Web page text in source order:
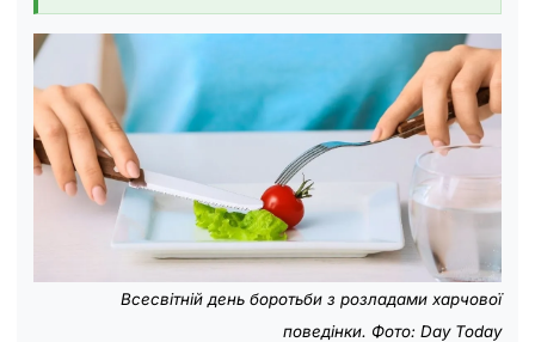
Всесвітній день боротьби з розладами харчової
поведінки. Фото: Day Today